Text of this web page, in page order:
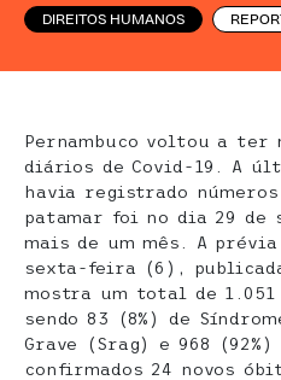
DIREITOS HUMANOS
Pernambuco voltou a ter
diários de Covid-19. A
havia registrado
patamar foi no dia 29 de
mais de um mês. A
sexta-feira (6),
mostra um total de 1.051
sendo 83 (8%) de
Grave (Srag) e 968 (92%)
confirmados 24 novos